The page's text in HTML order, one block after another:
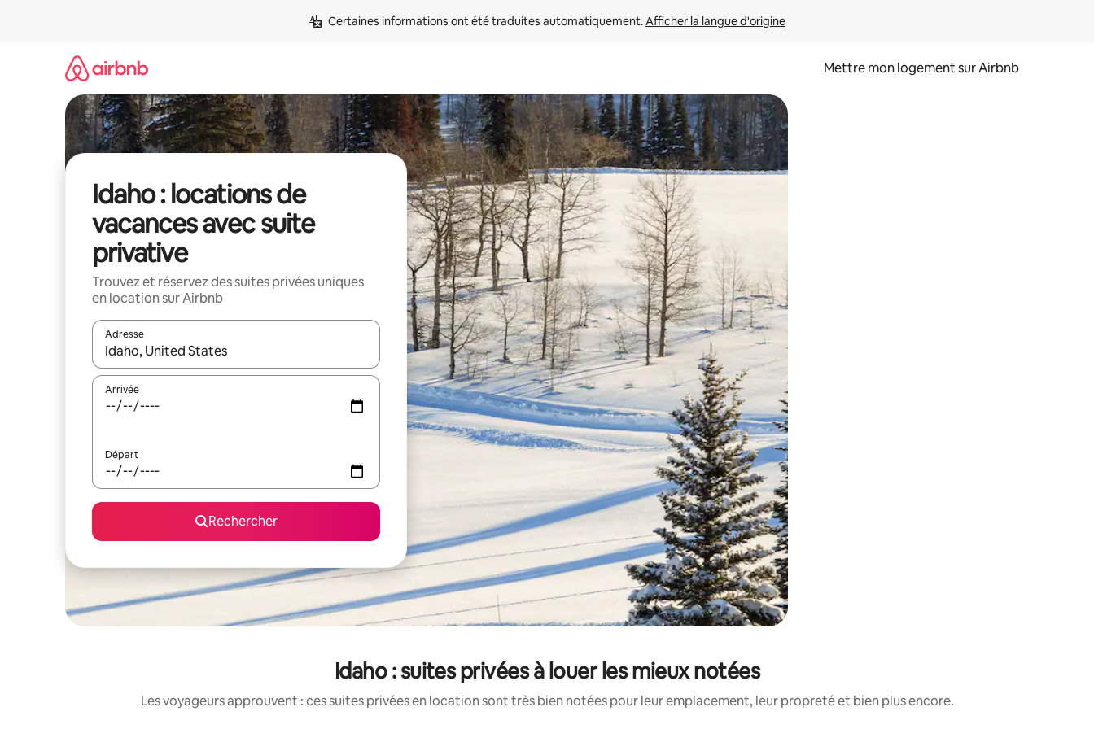
Certaines informations ont été traduites automatiquement. Afficher la langue d'origine
Mettre mon logement sur Airbnb
Idaho : locations de
vacances avec suite
privative
Trouvez et réservez des suites privées uniques
en location sur Airbnb
Adresse
Lorsque les résultats s'affichent, utilisez les flèches vers le haut et vers le bas pour les parcourir ou en appuyant et en faisant glisser.
Arrivée
Départ
Rechercher
Idaho : suites privées à louer les mieux notées
Les voyageurs approuvent : ces suites privées en location sont très bien notées pour leur emplacement, leur propreté et bien plus encore.